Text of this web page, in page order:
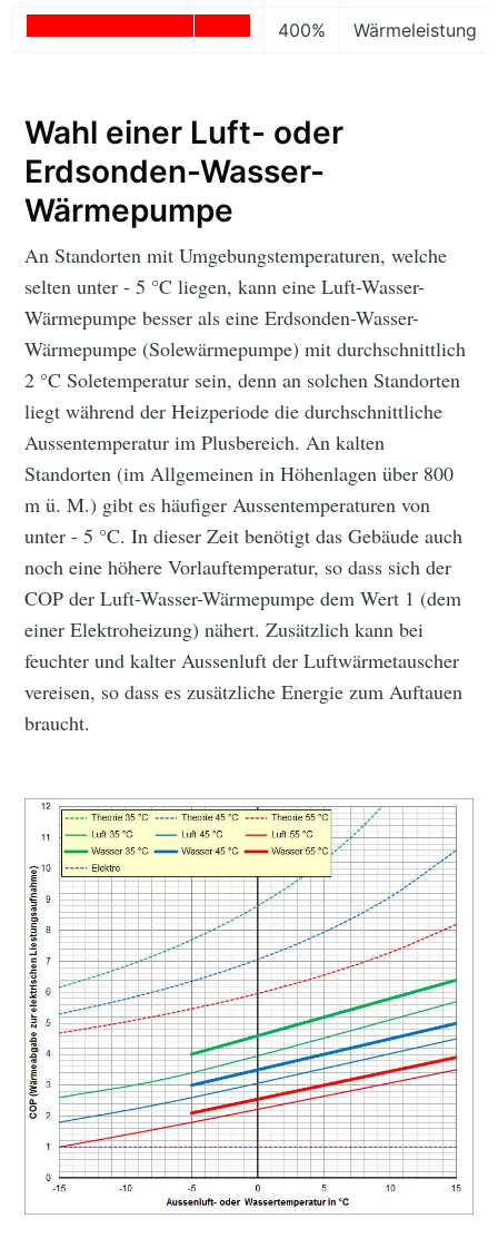
400% Wärmeleistung
Wahl einer Luft- oder
Erdsonden-Wasser-
Wärmepumpe
An Standorten mit Umgebungstemperaturen, welche
selten unter - 5 °C liegen, kann eine Luft-Wasser-
Wärmepumpe besser als eine Erdsonden-Wasser-
Wärmepumpe (Solewärmepumpe) mit durchschnittlich
2 °C Soletemperatur sein, denn an solchen Standorten
liegt während der Heizperiode die durchschnittliche
Aussentemperatur im Plusbereich. An kalten
Standorten (im Allgemeinen in Höhenlagen über 800
m ü. M.) gibt es häufiger Aussentemperaturen von
unter - 5 °C. In dieser Zeit benötigt das Gebäude auch
noch eine höhere Vorlauftemperatur, so dass sich der
COP der Luft-Wasser-Wärmepumpe dem Wert 1 (dem
einer Elektroheizung) nähert. Zusätzlich kann bei
feuchter und kalter Aussenluft der Luftwärmetauscher
vereisen, so dass es zusätzliche Energie zum Auftauen
braucht.